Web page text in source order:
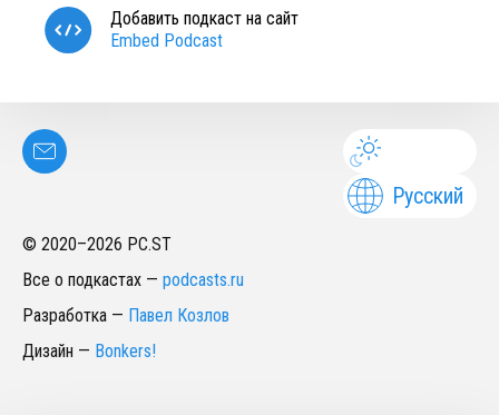
Добавить подкаст на сайт
Embed Podcast
Русский
© 2020–2026 PC.ST
Все о подкастах — podcasts.ru
Разработка — Павел Козлов
Дизайн — Bonkers!